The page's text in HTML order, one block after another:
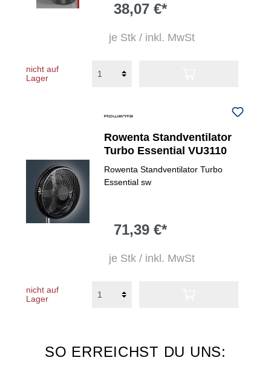
38,07 €*
je Stk / inkl. MwSt
nicht auf
Lager
Rowenta Standventilator
Turbo Essential VU3110
Rowenta Standventilator Turbo
Essential sw
71,39 €*
je Stk / inkl. MwSt
nicht auf
Lager
SO ERREICHST DU UNS: